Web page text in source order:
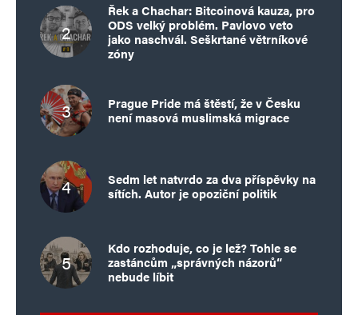
Řek a Chachar: Bitcoinová kauza, pro
ODS velký problém. Pavlovo veto
jako naschvál. Seškrtané větrníkové
zóny
Prague Pride má štěstí, že v Česku
není masová muslimská migrace
Sedm let natvrdo za dva příspěvky na
sítích. Autor je opoziční politik
Kdo rozhoduje, co je lež? Tohle se
zastáncům „správných názorů“
nebude líbit